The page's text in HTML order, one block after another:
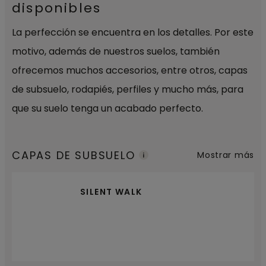
disponibles
La perfección se encuentra en los detalles. Por este
motivo, además de nuestros suelos, también
ofrecemos muchos accesorios, entre otros, capas
de subsuelo, rodapiés, perfiles y mucho más, para
que su suelo tenga un acabado perfecto.
CAPAS DE SUBSUELO
SILENT WALK
Mostrar más